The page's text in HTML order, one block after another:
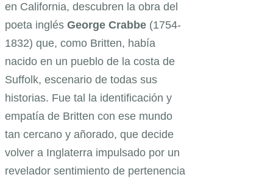
en California, descubren la obra del
poeta inglés George Crabbe (1754-
1832) que, como Britten, había
nacido en un pueblo de la costa de
Suffolk, escenario de todas sus
historias. Fue tal la identificación y
empatía de Britten con ese mundo
tan cercano y añorado, que decide
volver a Inglaterra impulsado por un
revelador sentimiento de pertenencia